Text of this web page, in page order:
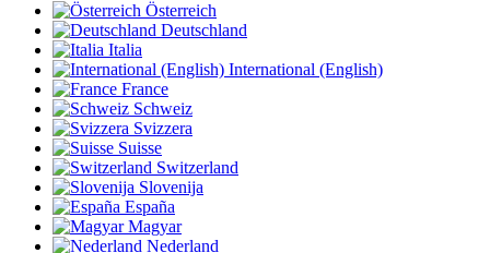
Österreich
Deutschland
Italia
International (English)
France
Schweiz
Svizzera
Suisse
Switzerland
Slovenija
España
Magyar
Nederland